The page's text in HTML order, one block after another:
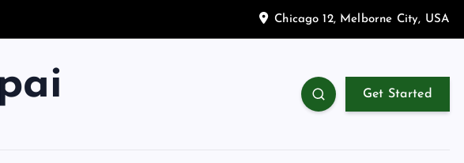
Chicago 12, Melborne City, USA
Get Started